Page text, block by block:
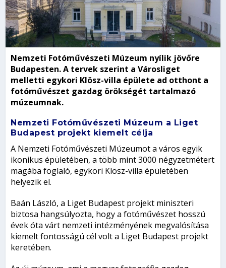
Nemzeti Fotóművészeti Múzeum nyílik jövőre
Budapesten. A tervek szerint a Városliget
melletti egykori Klösz-villa épülete ad otthont a
fotóművészet gazdag örökségét tartalmazó
múzeumnak.
Nemzeti Fotóművészeti Múzeum a Liget
Budapest projekt kiemelt célja
A Nemzeti Fotóművészeti Múzeumot a város egyik
ikonikus épületében, a több mint 3000 négyzetmétert
magába foglaló, egykori Klösz-villa épületében
helyezik el.
Baán László, a Liget Budapest projekt miniszteri
biztosa hangsúlyozta, hogy a fotóművészet hosszú
évek óta várt nemzeti intézményének megvalósítása
kiemelt fontosságú cél volt a Liget Budapest projekt
keretében.